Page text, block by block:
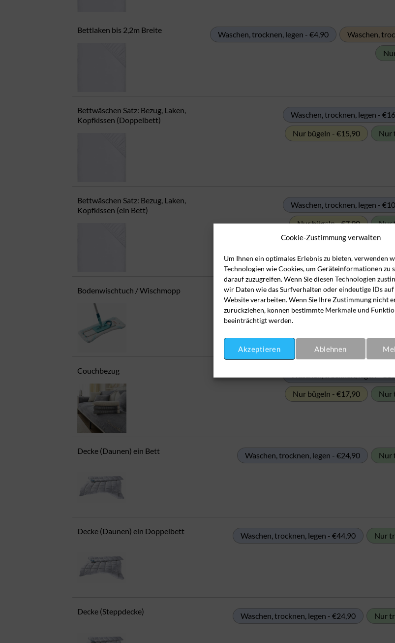
Cookie-Zustimmung verwalten
Um Ihnen ein optimales Erlebnis zu bieten, verwenden
Technologien wie Cookies, um Geräteinformationen zu
darauf zuzugreifen. Wenn Sie diesen Technologien
wir Daten wie das Surfverhalten oder eindeutige IDs
Website verarbeiten. Wenn Sie Ihre Zustimmung nicht
zurückziehen, können bestimmte Merkmale und
beeinträchtigt werden.
Akzeptieren Ablehnen
Bettlaken bis 2,2m Breite Waschen, trocknen, legen - €4,90 Waschen,
Bettwäschen Satz: Bezug, Laken,
Kopfkissen (Doppelbett)
Waschen, trocknen, legen -
Nur bügeln - €15,90
Nur
Bettwäschen Satz: Bezug, Laken,
Kopfkissen (ein Bett)
Waschen, trocknen, legen -
Nur bügeln - €7,90
Nur
Bodenwischtuch / Wischmopp
Couchbezug
Nur bügeln - €17,90
Nur
Decke (Daunen) ein Bett Waschen, trocknen, legen - €24,90 Nur
Decke (Daunen) ein Doppelbett Waschen, trocknen, legen - €44,90 Nur
Decke (Steppdecke) Waschen, trocknen, legen - €24,90 Nur